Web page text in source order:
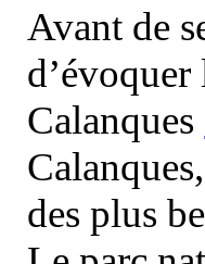
Avant de
Calanques
des plus